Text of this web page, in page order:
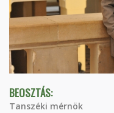
BEOSZTÁS:
Tanszéki mérnök